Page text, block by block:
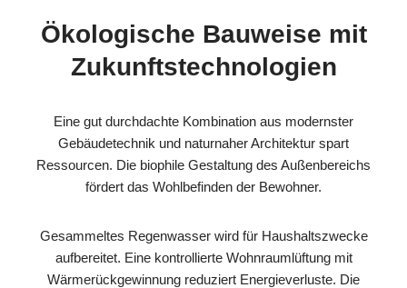
Ökologische Bauweise mit
Zukunftstechnologien
Eine gut durchdachte Kombination aus modernster
Gebäudetechnik und naturnaher Architektur spart
Ressourcen. Die biophile Gestaltung des Außenbereichs
fördert das Wohlbefinden der Bewohner.
Gesammeltes Regenwasser wird für Haushaltszwecke
aufbereitet. Eine kontrollierte Wohnraumlüftung mit
Wärmerückgewinnung reduziert Energieverluste. Die